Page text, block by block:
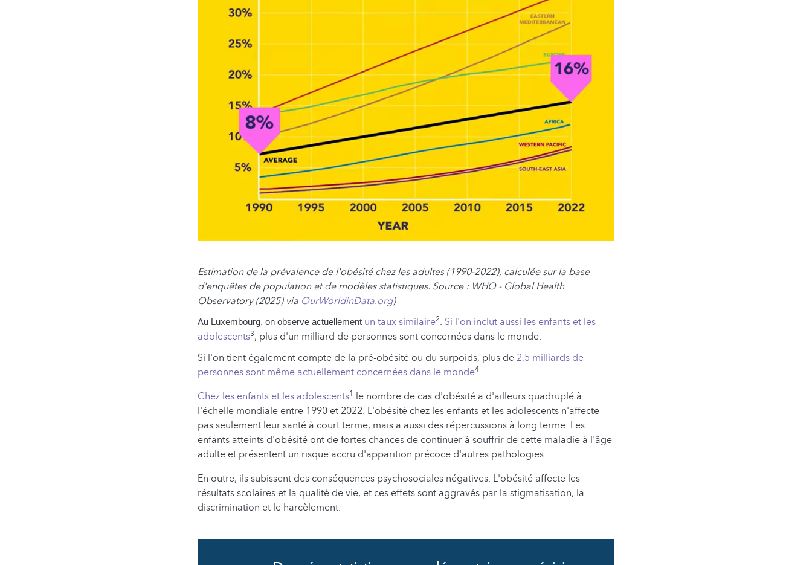
Estimation de la prévalence de l'obésité chez les adultes (1990-2022), calculée sur la base
d'enquêtes de population et de modèles statistiques. Source : WHO - Global Health
Observatory (2025) via OurWorldinData.org)
Au Luxembourg, on observe actuellement un taux similaire2. Si l'on inclut aussi les enfants et les
adolescents3, plus d'un milliard de personnes sont concernées dans le monde.
Si l'on tient également compte de la pré-obésité ou du surpoids, plus de2,5 milliards de
personnes sont même actuellement concernées dans le monde4.
Chez les enfants et les adolescents1 le nombre de cas d'obésité a d'ailleurs quadruplé à
l'échelle mondiale entre 1990 et 2022. L'obésité chez les enfants et les adolescents n'affecte
pas seulement leur santé à court terme, mais a aussi des répercussions à long terme. Les
enfants atteints d'obésité ont de fortes chances de continuer à souffrir de cette maladie à l'âge
adulte et présentent un risque accru d'apparition précoce d'autres pathologies.
En outre, ils subissent des conséquences psychosociales négatives. L'obésité affecte les
résultats scolaires et la qualité de vie, et ces effets sont aggravés par la stigmatisation, la
discrimination et le harcèlement.